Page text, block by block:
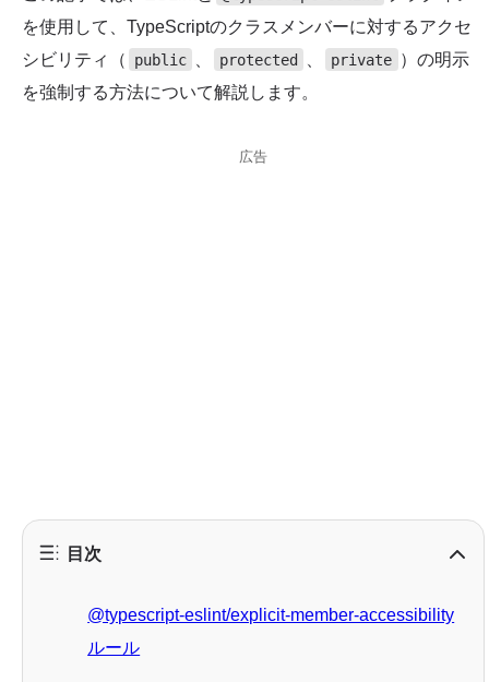
を使用して、TypeScriptのクラスメンバーに対するアクセ
シビリティ（
public protected private ）の明示
を強制する方法について解説します。
広告
目次
@typescript-eslint/explicit-member-accessibility
ルール